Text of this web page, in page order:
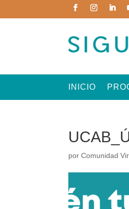
INICIO
porComunidad